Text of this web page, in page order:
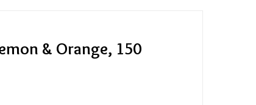
& Orange, 150